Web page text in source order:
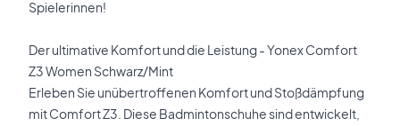
Spielerinnen!
Der ultimative Komfort und die Leistung - Yonex Comfort
Z3 Women Schwarz/Mint
Erleben Sie unübertroffenen Komfort und Stoßdämpfung
mit Comfort Z3. Diese Badmintonschuhe sind entwickelt,